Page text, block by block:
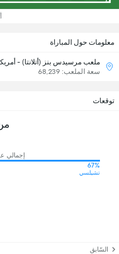
معلومات حول المباراة
ملعب مرسيدس بنز (أتلانتا) -
سعة الملعب: 68,239
توقعات
إجمالي
67%
تشيلسي
السّابق